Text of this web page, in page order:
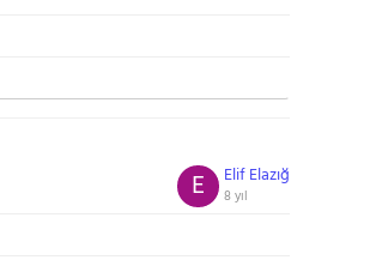
Elif Elazığ
8 yıl
E